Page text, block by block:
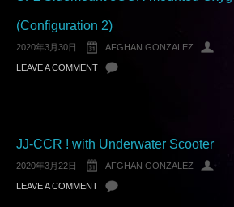
(Configuration 2)
2020年3月30日 AFGHAN GONZALEZ
LEAVE A COMMENT
JJ-CCR ! with Underwater Scooter
2020年3月22日 AFGHAN GONZALEZ
LEAVE A COMMENT